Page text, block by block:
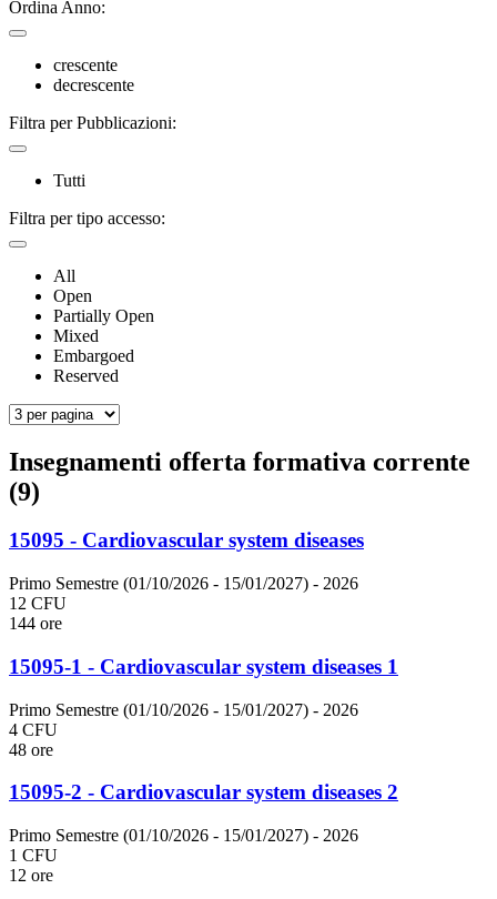
Ordina Anno:
crescente
decrescente
Filtra per Pubblicazioni:
Tutti
Filtra per tipo accesso:
All
Open
Partially Open
Mixed
Embargoed
Reserved
Insegnamenti offerta formativa corrente
(9)
15095 - Cardiovascular system diseases
Primo Semestre (01/10/2026 - 15/01/2027) - 2026
12 CFU
144 ore
15095-1 - Cardiovascular system diseases 1
Primo Semestre (01/10/2026 - 15/01/2027) - 2026
4 CFU
48 ore
15095-2 - Cardiovascular system diseases 2
Primo Semestre (01/10/2026 - 15/01/2027) - 2026
1 CFU
12 ore